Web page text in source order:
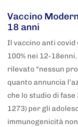
Vaccino
18 anni
Il vaccino anti covid
100% nei 12-
rilevato “nessun
quanto annuncia
che lo studio di fase
1273) per gli
immunogenicità